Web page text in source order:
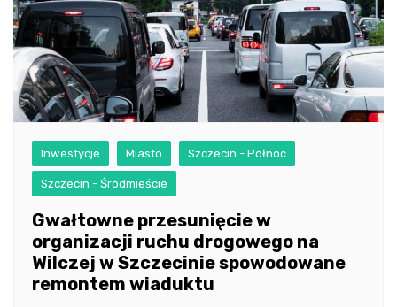
Inwestycje Miasto Szczecin - Północ
Szczecin - Śródmieście
Gwałtowne przesunięcie w
organizacji ruchu drogowego na
Wilczej w Szczecinie spowodowane
remontem wiaduktu